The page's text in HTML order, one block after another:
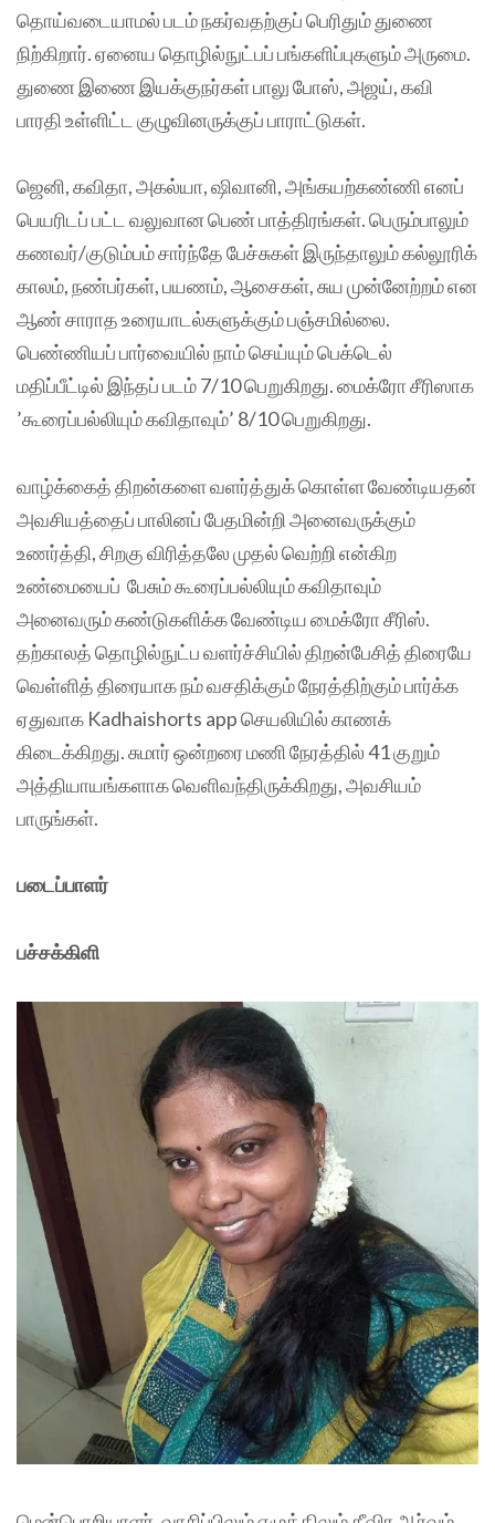
தொய்வடையாமல் படம் நகர்வதற்குப் பெரிதும் துணை
நிற்கிறார். ஏனைய தொழில்நுட்பப் பங்களிப்புகளும் அருமை.
துணை இணை இயக்குநர்கள் பாலு போஸ், அஜய், கவி
பாரதி உள்ளிட்ட குழுவினருக்குப் பாராட்டுகள்.
ஜெனி, கவிதா, அகல்யா, ஷிவானி, அங்கயற்கண்ணி எனப்
பெயரிடப் பட்ட வலுவான பெண் பாத்திரங்கள். பெரும்பாலும்
கணவர்/குடும்பம் சார்ந்தே பேச்சுகள் இருந்தாலும் கல்லூரிக்
காலம், நண்பர்கள், பயணம், ஆசைகள், சுய முன்னேற்றம் என
ஆண் சாராத உரையாடல்களுக்கும் பஞ்சமில்லை.
பெண்ணியப் பார்வையில் நாம் செய்யும் பெக்டெல்
மதிப்பீட்டில் இந்தப் படம் 7/10 பெறுகிறது. மைக்ரோ சீரிஸாக
’கூரைப்பல்லியும் கவிதாவும்’ 8/10 பெறுகிறது.
வாழ்க்கைத் திறன்களை வளர்த்துக் கொள்ள வேண்டியதன்
அவசியத்தைப் பாலினப் பேதமின்றி அனைவருக்கும்
உணர்த்தி, சிறகு விரித்தலே முதல் வெற்றி என்கிற
உண்மையைப் பேசும் கூரைப்பல்லியும் கவிதாவும்
அனைவரும் கண்டுகளிக்க வேண்டிய மைக்ரோ சீரிஸ்.
தற்காலத் தொழில்நுட்ப வளர்ச்சியில் திறன்பேசித் திரையே
வெள்ளித் திரையாக நம் வசதிக்கும் நேரத்திற்கும் பார்க்க
ஏதுவாக Kadhaishorts app செயலியில் காணக்
கிடைக்கிறது. சுமார் ஒன்றரை மணி நேரத்தில் 41 குறும்
அத்தியாயங்களாக வெளிவந்திருக்கிறது, அவசியம்
பாருங்கள்.
படைப்பாளர்
பச்சக்கிளி